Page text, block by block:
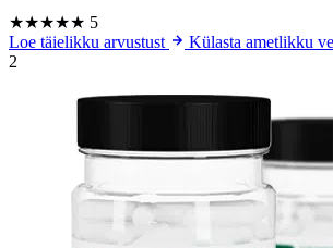
★★★★★ 5
Loe täielikku arvustust
Külasta ametlikku
2